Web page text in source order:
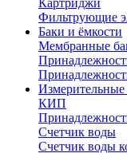
Картриджи
Фильтрующие
Баки и ёмкости
Мембранные
КИП
Счетчик воды
Счетчик воды